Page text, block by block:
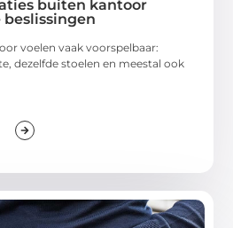
buiten kantoor
voelen vaak voorspelbaar:
dezelfde stoelen en meestal ook